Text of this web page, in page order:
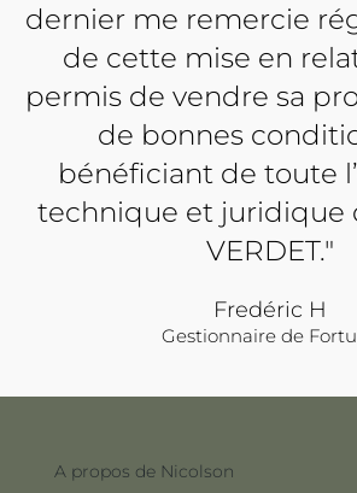
dernier me remercie
de cette mise en
permis de vendre sa
de bonnes
bénéficiant de toute
technique et juridique
VERDET."
Fredéric H
Gestionnaire de
A propos de Nicolson